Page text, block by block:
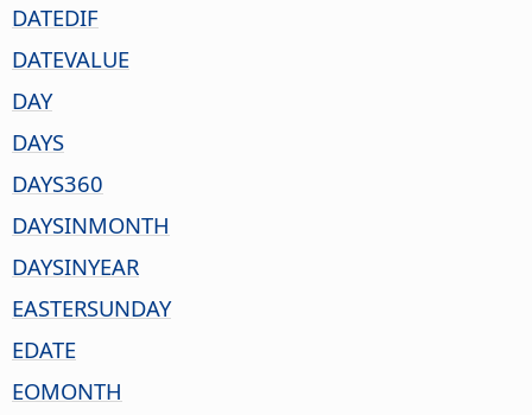
DATEDIF
DATEVALUE
DAY
DAYS
DAYS360
DAYSINMONTH
DAYSINYEAR
EASTERSUNDAY
EDATE
EOMONTH